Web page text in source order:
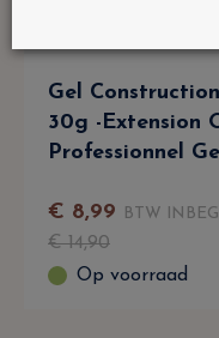
Gel
30g -Extension
Professionnel
€ 8,99 BTW
€14,90
Op voorraad